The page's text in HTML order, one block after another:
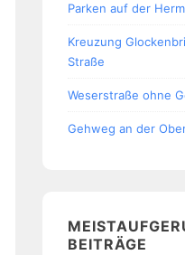
Parken auf der
Kreuzung
Straße
Weserstraße ohne
Gehweg an der
BEITRÄGE